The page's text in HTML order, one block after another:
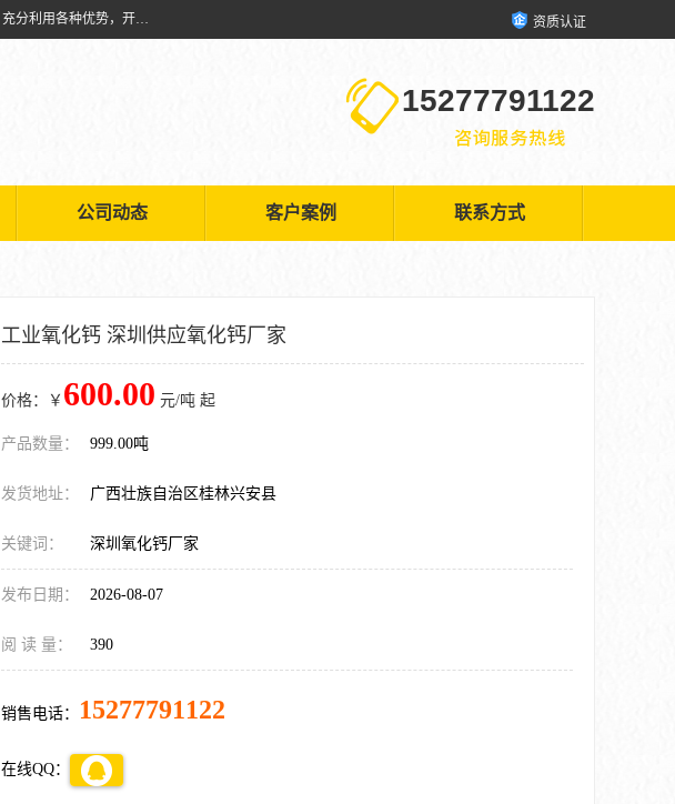
兴安南国金磊粉体厂是从事生产：复合碱批发、氧化钙批发、超细氧化钙、*复合碱、高活性氧化钙等产品的广西碳酸钙厂家，充分利用各种优势，开拓创新，逐步建立了现代企业管理体系，科学.规范的生产体系，严谨的产品质量控制体系，完备的产品质量检验体系。 资质认证
15277791122
公司动态 客户案例 联系方式
工业氧化钙 深圳供应氧化钙厂家
价格：￥ 600.00 元/吨 起
产品数量： 999.00吨
发货地址： 广西壮族自治区桂林兴安县
关键词： 深圳氧化钙厂家
发布日期： 2026-08-07
阅 读 量： 390
销售电话： 15277791122
在线QQ：